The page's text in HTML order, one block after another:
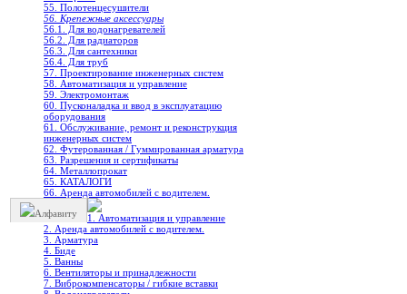
55. Полотенцесушители
56. Крепежные аксессуары
56.1. Для водонагревателей
56.2. Для радиаторов
56.3. Для сантехники
56.4. Для труб
57. Проектирование инженерных систем
58. Автоматизация и управление
59. Электромонтаж
60. Пусконаладка и ввод в эксплуатацию
оборудования
61. Обслуживание, ремонт и реконструкция
инженерных систем
62. Футерованная / Гуммированная арматура
63. Разрешения и сертификаты
64. Металлопрокат
65. КАТАЛОГИ
66. Аренда автомобилей с водителем.
Алфавиту
1. Автоматизация и управление
2. Аренда автомобилей с водителем.
3. Арматура
4. Биде
5. Ванны
6. Вентиляторы и принадлежности
7. Виброкомпенсаторы / гибкие вставки